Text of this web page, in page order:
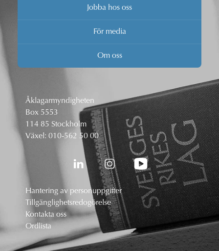
Jobba hos oss
För media
Om oss
Åklagarmyndigheten
Box 5553
114 85 Stockholm
Växel: 010-562 50 00
Hantering av personuppgifter
Tillgänglighetsredogörelse
Kontakta oss
Ordlista